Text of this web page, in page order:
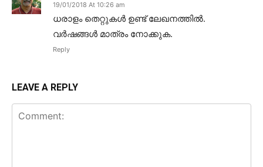
19/01/2018 At 10:26 am
ധരാളം തെറ്റുകൾ ഉണ്ട് ലേഖനത്തിൽ.
വർഷങ്ങൾ മാത്രം നോക്കുക.
Reply
LEAVE A REPLY